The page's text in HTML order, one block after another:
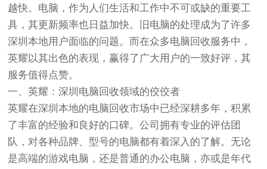
越快。电脑，作为人们生活和工作中不可或缺的重要工
具，其更新频率也日益加快。旧电脑的处理成为了许多
深圳本地用户面临的问题。而在众多电脑回收服务中，
英耀以其出色的表现，赢得了广大用户的一致好评，其
服务值得点赞。
一、英耀：深圳电脑回收领域的佼佼者
英耀在深圳本地的电脑回收市场中已经深耕多年，积累
了丰富的经验和良好的口碑。公司拥有专业的评估团
队，对各种品牌、型号的电脑都有着深入的了解。无论
是高端的游戏电脑，还是普通的办公电脑，亦或是年代